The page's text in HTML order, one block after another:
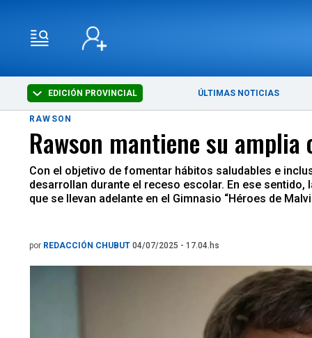
EDICIÓN PROVINCIAL ÚLTIMAS NOTICIAS
RAWSON
Rawson mantiene su
Con el objetivo de fomentar hábitos saludables e
desarrollan durante el receso escolar. En ese
que se llevan adelante en el Gimnasio “Héroes de
por REDACCIÓN CHUBUT 04/07/2025 - 17.04.hs